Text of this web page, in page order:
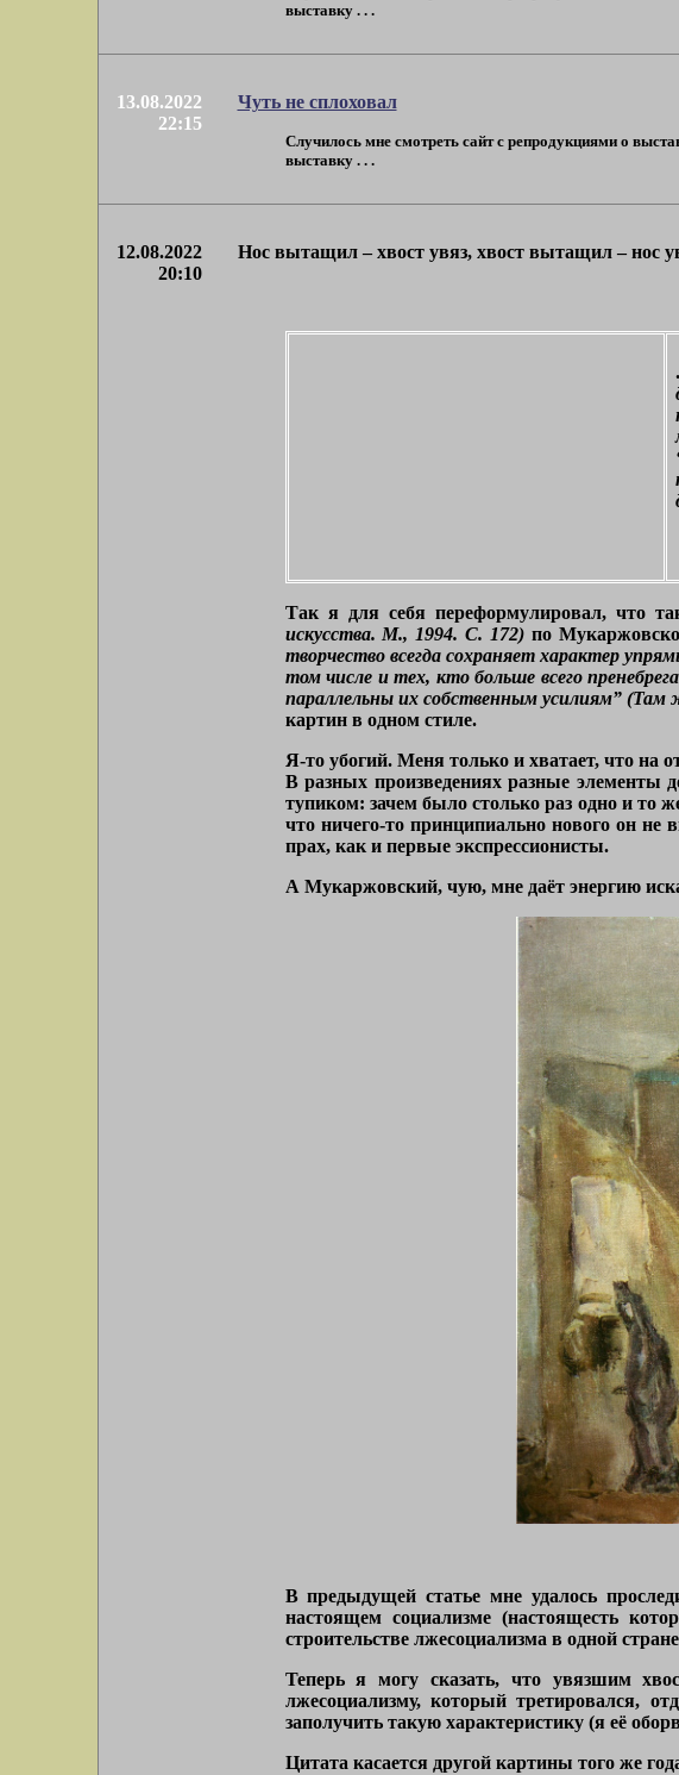
выставку . . .
13.08.2022
22:15
Чуть не сплоховал
Случилось мне смотреть сайт с репродукциями о
выставку . . .
12.08.2022
20:10
Нос вытащил – хвост увяз, хвост вытащил – нос
Так я для себя переформулировал, что
искусства. М., 1994. С. 172) по
творчество всегда сохраняет характер
том числе и тех, кто больше всего
параллельны их собственным усилиям” (Там
картин в одном стиле.
Я-то убогий. Меня только и хватает, что на
В разных произведениях разные элементы
тупиком: зачем было столько раз одно и
что ничего-то принципиально нового он не
прах, как и первые экспрессионисты.
А Мукаржовский, чую, мне даёт энергию
В предыдущей статье мне удалось
настоящем социализме (настоящесть
строительстве лжесоциализма в одной
Теперь я могу сказать, что увязшим
лжесоциализму, который третировался,
заполучить такую характеристику (я её
Цитата касается другой картины того же